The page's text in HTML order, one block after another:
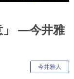
」 ―今井雅
キ
ー
今井雅人